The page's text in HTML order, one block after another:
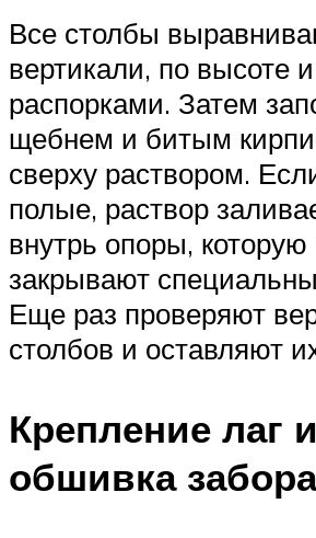
Все столбы
вертикали, по высоте
распорками. Затем
щебнем и битым
сверху раствором.
полые, раствор
внутрь опоры, которую
закрывают
Еще раз проверяют
столбов и оставляют
Крепление лаг и
обшивка забора